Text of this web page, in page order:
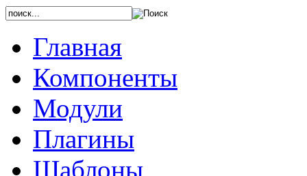
Главная
Компоненты
Модули
Плагины
Шаблоны